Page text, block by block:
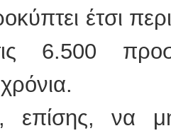
έτσι
6.500
επίσης, να